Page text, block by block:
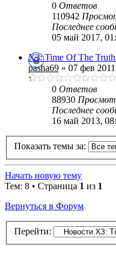
0 Ответов
110942
Последнее
05 май 2017,
X3: Time Of The
pasha69 » 07 фев
0 Ответов
88930
Последнее
16 май 2013,
Показать темы за:
Начать новую тему
Тем: 8 • Страница 1 из 1
Вернуться в Форум
Перейти: